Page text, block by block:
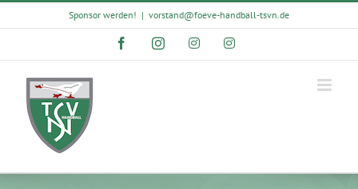
Skip
Sponsor werden! | vorstand@foeve-handball-tsvn.de
FacebookInstagramInstagramInstagram